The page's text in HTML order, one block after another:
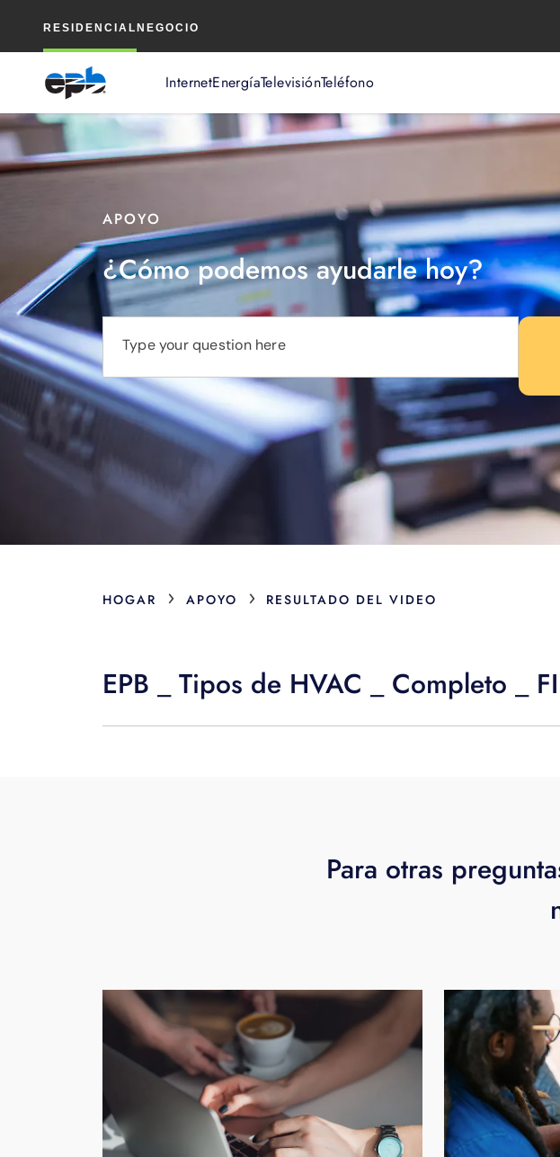
RESIDENCIAL NEGOCIO
InternetEnergíaTelevisiónTeléfono
principal
APOYO
¿Cómo podemos ayudarle hoy?
Type your question here
HOGAR › APOYO › RESULTADO DEL VIDEO
EPB _ Tipos de HVAC _ Completo _
Para otras